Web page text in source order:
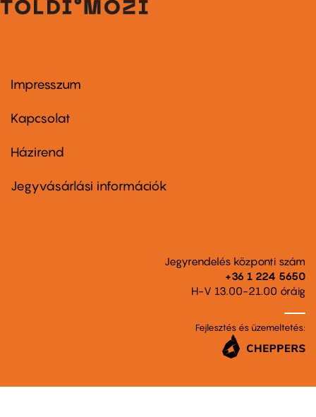
Footer
first
Impresszum
Kapcsolat
Footer
second
Házirend
Jegyvásárlási információk
Jegyrendelés központi szám
+36 1 224 5650
H-V 13.00-21.00 óráig
Fejlesztés és üzemeltetés: